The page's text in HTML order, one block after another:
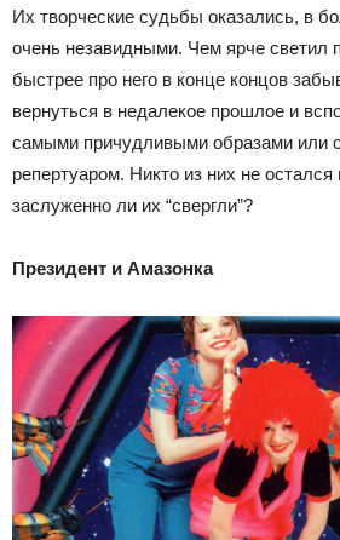
Их творческие судьбы оказались, в
очень незавидными. Чем ярче светил
быстрее про него в конце концов
вернуться в недалекое прошлое и
самыми причудливыми образами или
репертуаром. Никто из них не
заслуженно ли их “свергли”?
Президент и Амазонка